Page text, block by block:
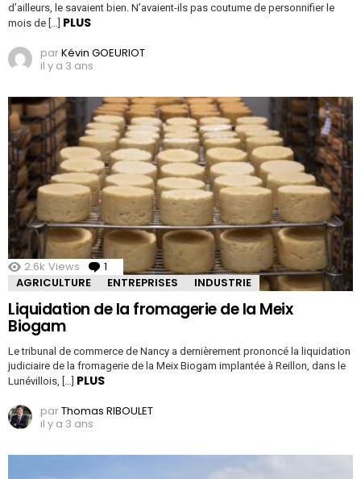
d’ailleurs, le savaient bien. N’avaient-ils pas coutume de personnifier le
mois de […] PLUS
parKévin GOEURIOT
il y a 3 ans
2.6k Views 1
Comment
AGRICULTURE
ENTREPRISES INDUSTRIE
Liquidation de la fromagerie de la Meix
Biogam
Le tribunal de commerce de Nancy a dernièrement prononcé la liquidation
judiciaire de la fromagerie de la Meix Biogam implantée à Reillon, dans le
Lunévillois, […] PLUS
parThomas RIBOULET
il y a 3 ans